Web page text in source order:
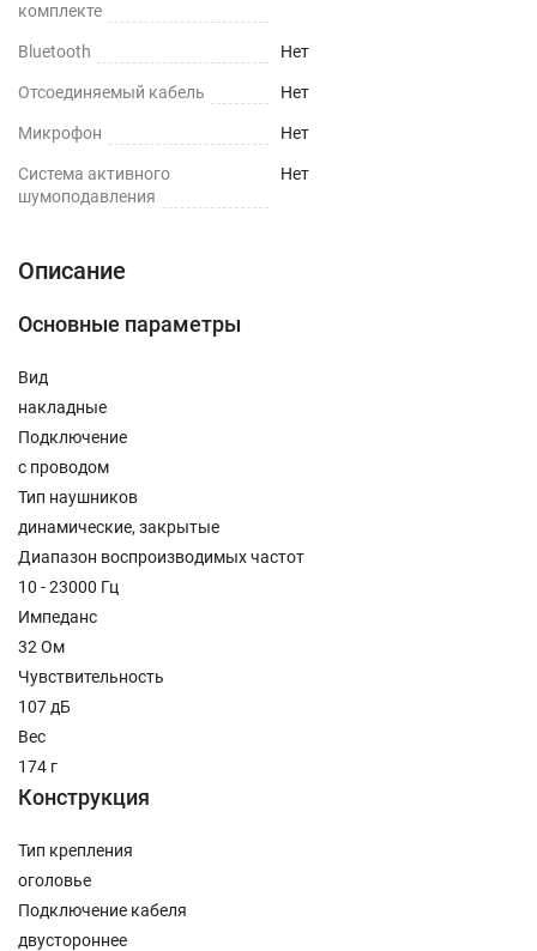
комплекте
Bluetooth Нет
Отсоединяемый кабель Нет
Микрофон Нет
Cистема активного
шумоподавления
Нет
Описание
Основные параметры
Вид
накладные
Подключение
с проводом
Тип наушников
динамические, закрытые
Диапазон воспроизводимых частот
10 - 23000 Гц
Импеданс
32 Ом
Чувствительность
107 дБ
Вес
174 г
Конструкция
Тип крепления
оголовье
Подключение кабеля
двустороннее